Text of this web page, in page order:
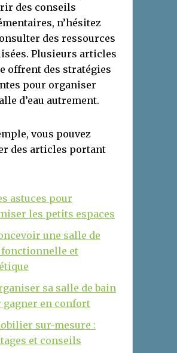
des conseils
n’hésitez
des ressources
Plusieurs articles
offrent des stratégies
pour organiser
d’eau autrement.
vous pouvez
des articles portant
astuces pour
les petits espaces
une salle de
et
sa salle de bain
gagner en confort
sur-mesure :
et conseils